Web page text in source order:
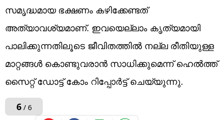
സമൃദ്ധമായ ഭക്ഷണം കഴിക്കേണ്ടത്
അത്യാവശ്യമാണ്. ഇവയെല്ലാം കൃത്യമായി
പാലിക്കുന്നതിലൂടെ ജീവിതത്തിൽ നല്ല രീതിയുള്ള
മാറ്റങ്ങൾ കൊണ്ടുവരാൻ സാധിക്കുമെന്ന് ഹെൽത്ത്
സൈറ്റ് ഡോട്ട് കോം റിപ്പോർട്ട് ചെയ്യുന്നു.
6/ 6